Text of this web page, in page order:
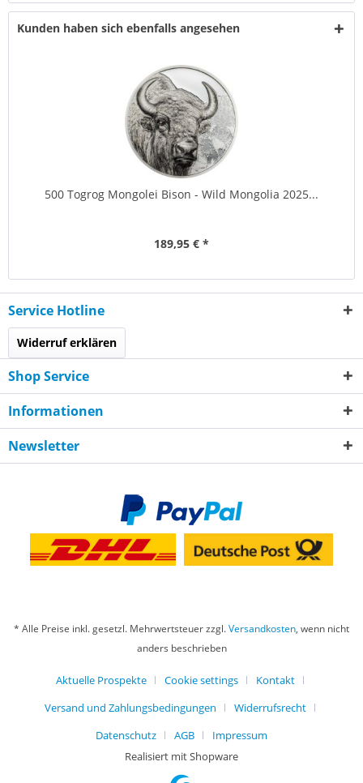
Kunden haben sich ebenfalls angesehen
500 Togrog Mongolei Bison - Wild Mongolia 2025...
189,95 € *
Service Hotline
Widerruf erklären
Shop Service
Informationen
Newsletter
* Alle Preise inkl. gesetzl. Mehrwertsteuer zzgl.Versandkosten, wenn nicht
anders beschrieben
Aktuelle Prospekte Cookie settings
Kontakt
Versand und Zahlungsbedingungen
Widerrufsrecht
Datenschutz
AGB
Impressum
Realisiert mit Shopware